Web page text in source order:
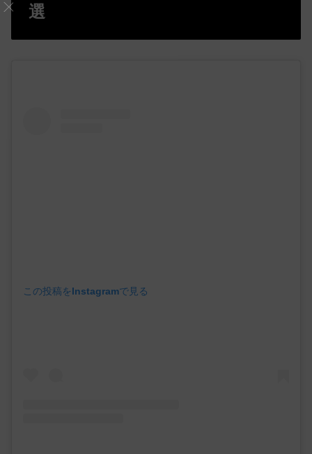
選
この投稿をInstagramで見る